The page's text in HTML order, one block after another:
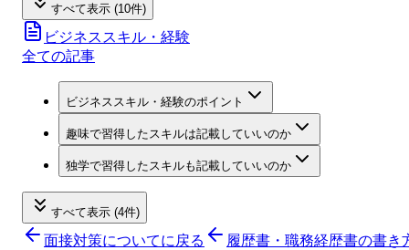
すべて表示 (10件)
ビジネススキル・経験
全ての記事
ビジネススキル・経験のポイント
趣味で習得したスキルは記載していいのか
独学で習得したスキルも記載していいのか
すべて表示 (4件)
面接対策についてに戻る
履歴書・職務経歴書の書き